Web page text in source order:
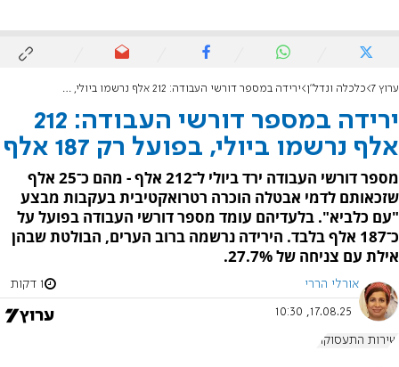
ערוץ 7 כלכלה ונדל"ן ירידה במספר דורשי העבודה: 212 אלף נרשמו ביולי, בפועל רק 187 אלף
ירידה במספר דורשי העבודה: 212
אלף נרשמו ביולי, בפועל רק 187 אלף
מספר דורשי העבודה ירד ביולי ל־212 אלף - מהם כ־25 אלף
שזכאותם לדמי אבטלה הוכרה רטרואקטיבית בעקבות מבצע
"עם כלביא". בלעדיהם עומד מספר דורשי העבודה בפועל על
כ־187 אלף בלבד. הירידה נרשמה ברוב הערים, הבולטת שבהן
אילת עם צניחה של 27.7%.
אורלי הררי 1 דקות
17.08.25, 10:30
שירות התעסוקה